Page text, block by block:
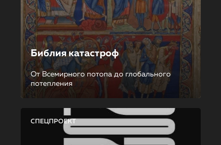
Библия катастроф
От Всемирного потопа до глобального
потепления
СПЕЦПРОЕКТ